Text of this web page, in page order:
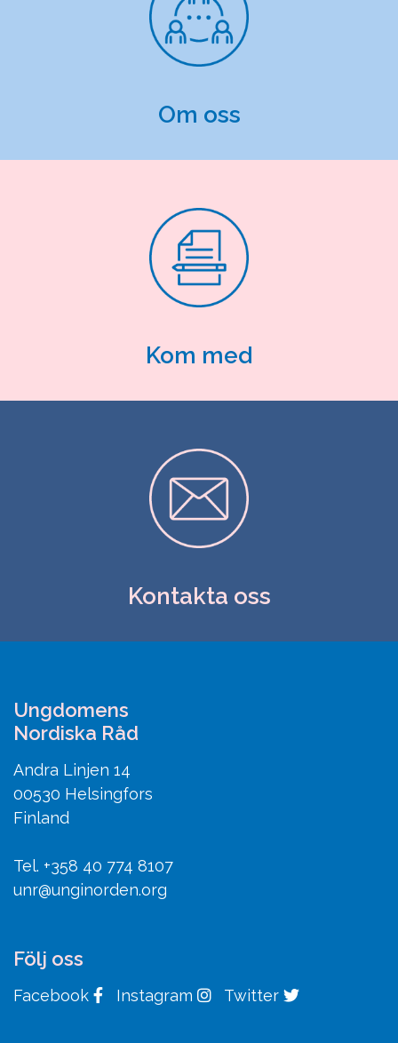
Om oss
Kom med
Kontakta oss
Ungdomens
Nordiska Råd
Andra Linjen 14
00530 Helsingfors
Finland
Tel. +358 40 774 8107
unr@unginorden.org
Följ oss
Facebook Instagram Twitter